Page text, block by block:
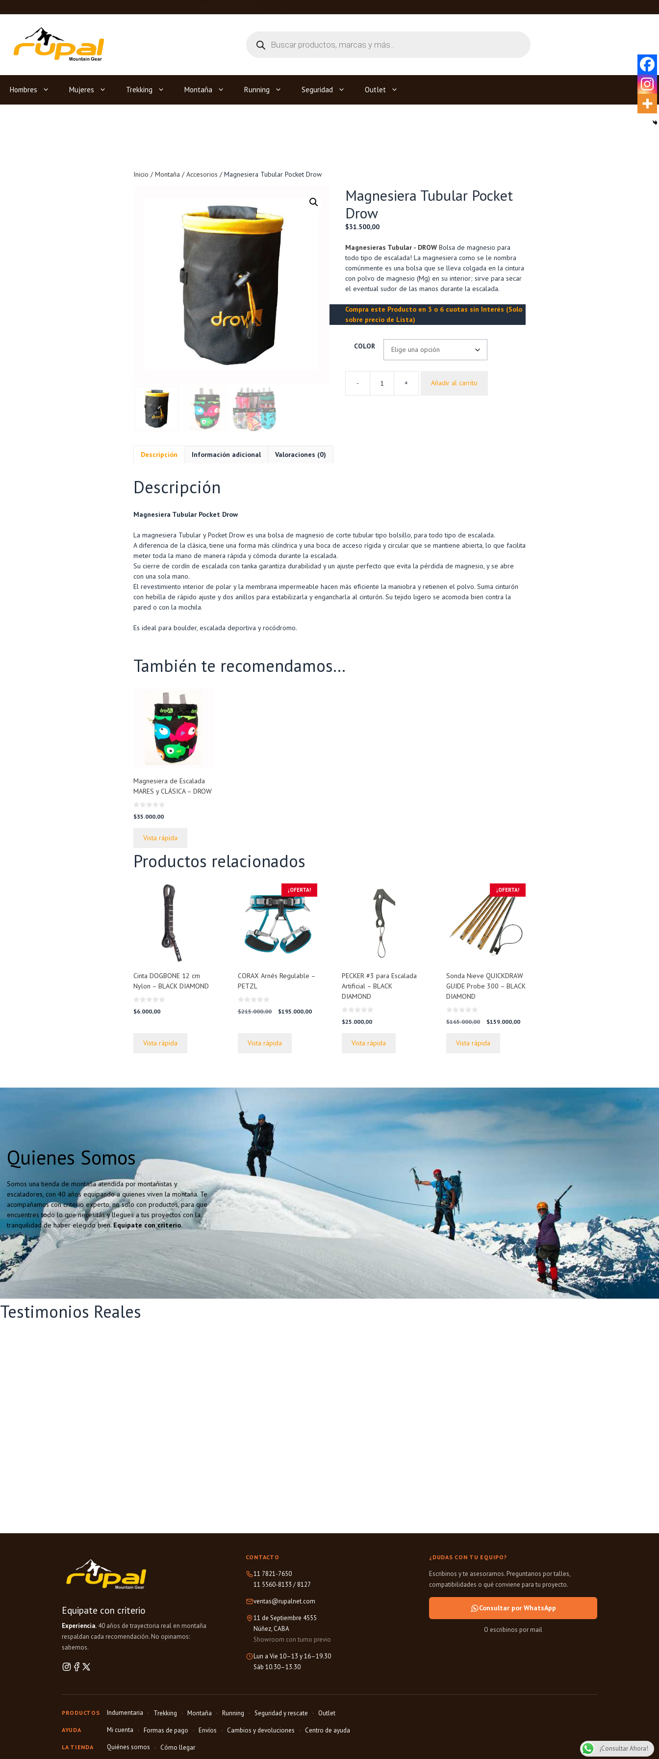
al
productos
Hombres Mujeres Trekking Montaña Running Seguridad Outlet
Inicio /Montaña /Accesorios / Magnesiera Tubular Pocket Drow
Magnesiera Tubular Pocket
Drow
$31.500,00
Magnesieras Tubular - DROW Bolsa de magnesio para
todo tipo de escalada! La magnesiera como se le nombra
comúnmente es una bolsa que se lleva colgada en la cintura
con polvo de magnesio (Mg) en su interior; sirve para secar
el eventual sudor de las manos durante la escalada.
Compra este Producto en 3 o 6 cuotas sin Interés (Solo
sobre precio de Lista)
COLOR
-
Tubular
+ Añadir al carrito
Descripción Información adicional Valoraciones (0)
Descripción
Magnesiera Tubular Pocket Drow
La magnesiera Tubular y Pocket Drow es una bolsa de magnesio de corte tubular tipo bolsillo, para todo tipo de escalada.
A diferencia de la clásica, tiene una forma más cilíndrica y una boca de acceso rígida y circular que se mantiene abierta, lo que facilita
meter toda la mano de manera rápida y cómoda durante la escalada.
Su cierre de cordín de escalada con tanka garantiza durabilidad y un ajuste perfecto que evita la pérdida de magnesio, y se abre
con una sola mano.
El revestimiento interior de polar y la membrana impermeable hacen más eficiente la maniobra y retienen el polvo. Suma cinturón
con hebilla de rápido ajuste y dos anillos para estabilizarla y engancharla al cinturón. Su tejido ligero se acomoda bien contra la
pared o con la mochila.
Es ideal para boulder, escalada deportiva y rocódromo.
También te recomendamos…
Magnesiera de Escalada
MARES y CLÁSICA – DROW
0
d
$35.000,00
Vista rápida
Productos relacionados
Cinta DOGBONE 12 cm
Nylon – BLACK DIAMOND
0
d
$6.000,00
Vista rápida
¡OFERTA!
CORAX Arnés Regulable –
PETZL
0
d
$215.000,00
El
$215.000,00.
$195.000,00El
Vista rápida
PECKER #3 para Escalada
Artificial – BLACK
DIAMOND
0
d
$25.000,00
Vista rápida
¡OFERTA!
Sonda Nieve QUICKDRAW
GUIDE Probe 300 – BLACK
DIAMOND
0
d
$165.000,00
El
original
era:
$159.000,00El
Vista rápida
Quienes Somos
Somos una tienda de montaña atendida por montañistas y
escaladores, con 40 años equipando a quienes viven la montaña. Te
acompañamos con criterio experto, no solo con productos, para que
encuentres todo lo que necesitás y llegues a tus proyectos con la
tranquilidad de haber elegido bien.Equipate con criterio.
Testimonios Reales
Equipate con criterio
Experiencia. 40 años de trayectoria real en montaña
respaldan cada recomendación. No opinamos:
sabemos.
CONTACTO
11 7821-7650
11 5560-8133 / 8127
ventas@rupalnet.com
11 de Septiembre 4555
Núñez, CABA
Showroom con turno previo
Lun a Vie 10–13 y 16–19.30
Sáb 10.30–13.30
¿DUDAS CON TU EQUIPO?
Escribinos y te asesoramos. Preguntanos por talles,
compatibilidades o qué conviene para tu proyecto.
Consultar por WhatsApp
O escribinos por mail
PRODUCTOS Indumentaria Trekking Montaña Running Seguridad y rescate Outlet
AYUDA Mi cuenta Formas de pago Envíos Cambios y devoluciones Centro de ayuda
LA TIENDA Quiénes somos Cómo llegar ¡Consultar Ahora!